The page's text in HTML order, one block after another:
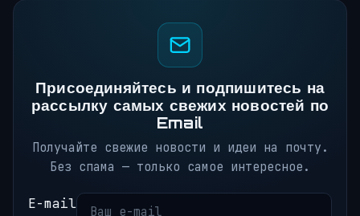
Присоединяйтесь и подпишитесь на
рассылку самых свежих новостей по
Email
Получайте свежие новости и идеи на почту.
Без спама — только самое интересное.
E-mail